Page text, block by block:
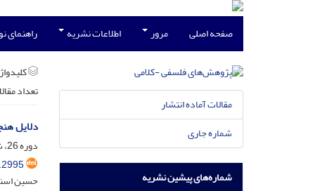
صفحه اصلی مرور اطلاعات نشریه راهنمای
تعداد
دلایل
دوره 26، شماره 2، تیر 1403، صفحه
حسین
مقالات آماده انتشار
شماره جاری
شماره‌های پیشین نشریه